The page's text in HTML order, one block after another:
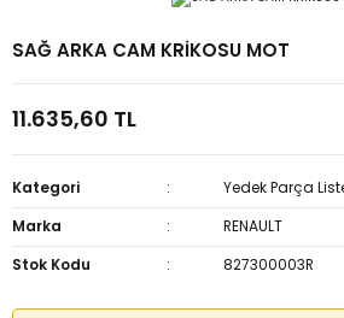
SAĞ ARKA CAM KRİKOSU MOT
11.635,60 TL
Kategori
Yedek Parça
Marka
RENAULT
Stok Kodu
827300003R